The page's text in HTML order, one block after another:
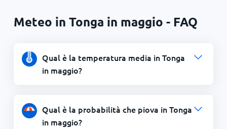
Meteo in Tonga in maggio - FAQ
Qual è la temperatura media in Tonga
in maggio?
Qual è la probabilità che piova in Tonga
in maggio?